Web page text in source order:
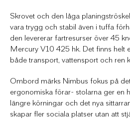
Skrovet och den låga
vara trygg och stabil även i tuffa
den levererar fartresurser över 45
Mercury V10 425 hk. Det finns helt
både transport, vattensport och ren
Ombord märks Nimbus fokus på
ergonomiska förar- stolarna ger en
längre körningar och det nya
skapar fler sociala platser utan att